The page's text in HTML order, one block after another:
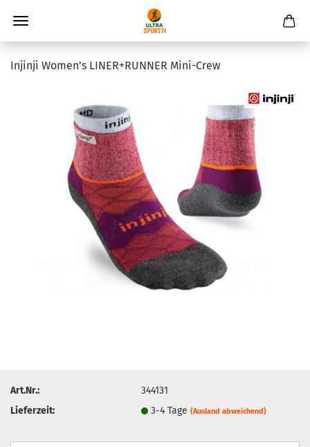
Injinji Women's LINER+RUNNER Mini-Crew
Art.Nr.:
344131
Lieferzeit:
3-4 Tage(Ausland abweichend)